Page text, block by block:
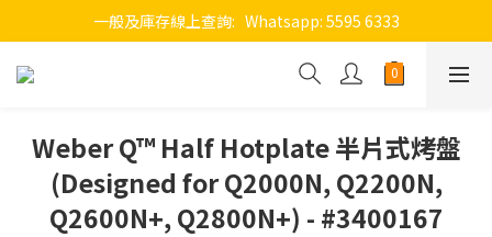
一般及庫存線上查詢:   Whatsapp: 5595 6333
Weber Q™ Half Hotplate 半片式烤盤
(Designed for Q2000N, Q2200N,
Q2600N+, Q2800N+) - #3400167